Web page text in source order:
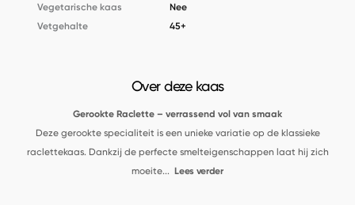
Vegetarische kaas
Nee
Vetgehalte
45+
Over deze kaas
Gerookte Raclette – verrassend vol van smaak
Deze gerookte specialiteit is een unieke variatie op de klassieke
raclettekaas. Dankzij de perfecte smelteigenschappen laat hij zich
moeite... Lees verder